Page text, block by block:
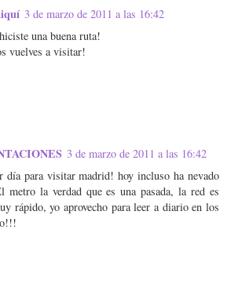
3 de marzo de 2011 a las 16:42
una buena ruta!
vuelves a visitar!
3 de marzo de 2011 a las 16:42
día para visitar madrid! hoy incluso ha nevado
la verdad que es una pasada, la red es
rápido, yo aprovecho para leer a diario en los